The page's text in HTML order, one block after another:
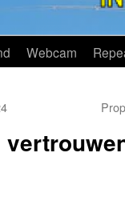
Webcam